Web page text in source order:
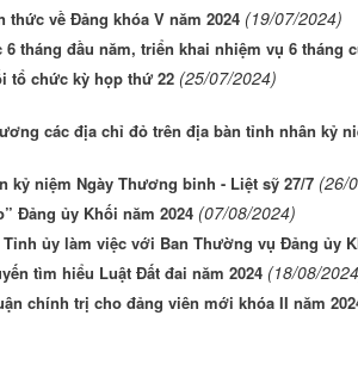
về Đảng khóa V năm 2024 (19/07/2024)
tháng đầu năm, triển khai nhiệm vụ 6 tháng
tổ chức kỳ họp thứ 22 (25/07/2024)
các địa chỉ đỏ trên địa bàn tỉnh nhân kỷ
kỷ niệm Ngày Thương binh - Liệt sỹ 27/7 (26/
Đảng ủy Khối năm 2024 (07/08/2024)
ủy làm việc với Ban Thường vụ Đảng ủy
tìm hiểu Luật Đất đai năm 2024 (18/08/
chính trị cho đảng viên mới khóa II năm